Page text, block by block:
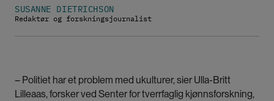
SUSANNE DIETRICHSON
Redaktør og forskningsjournalist
– Politiet har et problem med ukulturer, sier Ulla-Britt
Lilleaas, forsker ved Senter for tverrfaglig kjønnsforskning,